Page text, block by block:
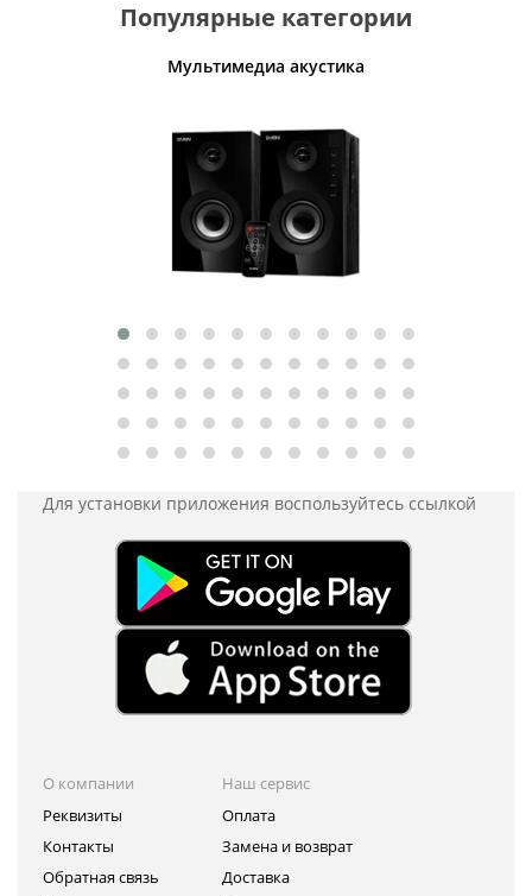
Популярные категории
Мультимедиа акустика
Для установки приложения воспользуйтесь ссылкой
О компании
Реквизиты
Контакты
Обратная связь
Наш сервис
Оплата
Замена и возврат
Доставка